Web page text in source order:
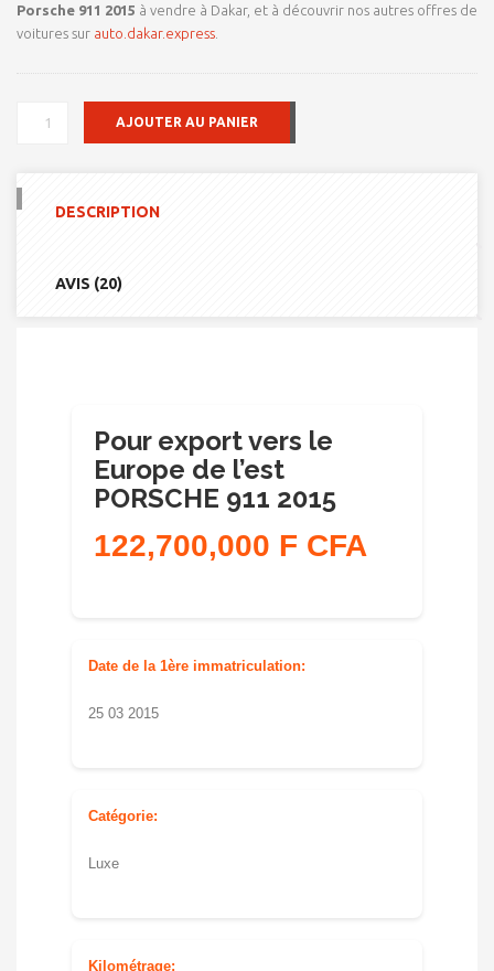
Porsche 911 2015 à vendre à Dakar, et à découvrir nos autres offres de
voitures sur auto.dakar.express
QUANTITÉ
PORSCHE
AJOUTER AU PANIER
DESCRIPTION
AVIS (20)
Pour export vers le
Europe de l’est
PORSCHE 911 2015
122,700,000 F CFA
Date de la 1ère immatriculation:
25 03 2015
Catégorie:
Luxe
Kilométrage: